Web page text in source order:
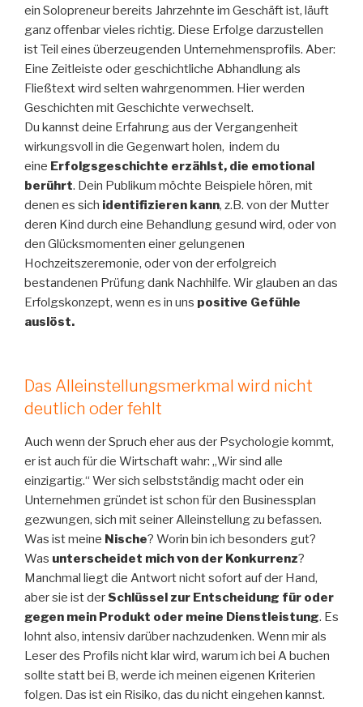
ein Solopreneur bereits Jahrzehnte im Geschäft ist, läuft
ganz offenbar vieles richtig. Diese Erfolge darzustellen
ist Teil eines überzeugenden Unternehmensprofils. Aber:
Eine Zeitleiste oder geschichtliche Abhandlung als
Fließtext wird selten wahrgenommen. Hier werden
Geschichten mit Geschichte verwechselt.
Du kannst deine Erfahrung aus der Vergangenheit
wirkungsvoll in die Gegenwart holen, indem du
eine Erfolgsgeschichte erzählst, die emotional
berührt. Dein Publikum möchte Beispiele hören, mit
denen es sich identifizieren kann, z.B. von der Mutter
deren Kind durch eine Behandlung gesund wird, oder von
den Glücksmomenten einer gelungenen
Hochzeitszeremonie, oder von der erfolgreich
bestandenen Prüfung dank Nachhilfe. Wir glauben an das
Erfolgskonzept, wenn es in uns positive Gefühle
auslöst.
Das Alleinstellungsmerkmal wird nicht
deutlich oder fehlt
Auch wenn der Spruch eher aus der Psychologie kommt,
er ist auch für die Wirtschaft wahr: „Wir sind alle
einzigartig.“ Wer sich selbstständig macht oder ein
Unternehmen gründet ist schon für den Businessplan
gezwungen, sich mit seiner Alleinstellung zu befassen.
Was ist meine Nische? Worin bin ich besonders gut?
Was unterscheidet mich von der Konkurrenz?
Manchmal liegt die Antwort nicht sofort auf der Hand,
aber sie ist der Schlüssel zur Entscheidung für oder
gegen mein Produkt oder meine Dienstleistung. Es
lohnt also, intensiv darüber nachzudenken. Wenn mir als
Leser des Profils nicht klar wird, warum ich bei A buchen
sollte statt bei B, werde ich meinen eigenen Kriterien
folgen. Das ist ein Risiko, das du nicht eingehen kannst.